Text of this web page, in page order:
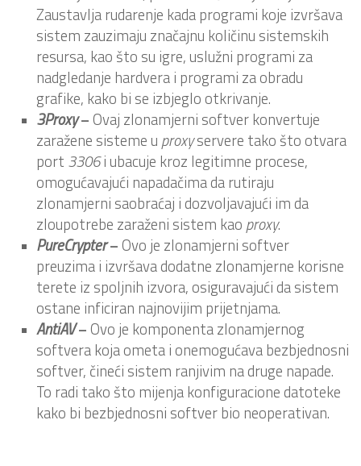
Zaustavlja rudarenje kada programi koje izvršava
sistem zauzimaju značajnu količinu sistemskih
resursa, kao što su igre, uslužni programi za
nadgledanje hardvera i programi za obradu
grafike, kako bi se izbjeglo otkrivanje.
3Proxy– Ovaj zlonamjerni softver konvertuje
zaražene sisteme u proxyservere tako što otvara
port 3306i ubacuje kroz legitimne procese,
omogućavajući napadačima da rutiraju
zlonamjerni saobraćaj i dozvoljavajući im da
zloupotrebe zaraženi sistem kao proxy.
PureCrypter– Ovo je zlonamjerni softver
preuzima i izvršava dodatne zlonamjerne korisne
terete iz spoljnih izvora, osiguravajući da sistem
ostane inficiran najnovijim prijetnjama.
AntiAV– Ovo je komponenta zlonamjernog
softvera koja ometa i onemogućava bezbjednosni
softver, čineći sistem ranjivim na druge napade.
To radi tako što mijenja konfiguracione datoteke
kako bi bezbjednosni softver bio neoperativan.